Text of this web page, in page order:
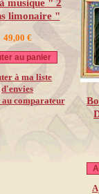
musique " 2
limonaire "
49,00 €
au panier
à ma liste
d'envies
comparateur